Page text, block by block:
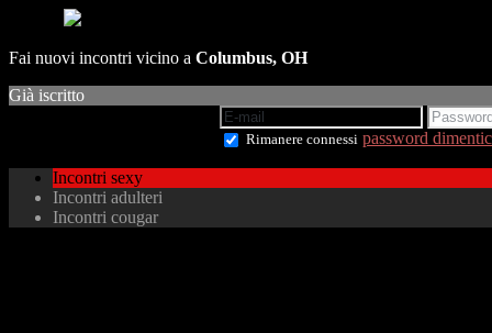
Fai nuovi incontri vicino a Columbus, OH
Già iscritto
Rimanere connessi password
Incontri sexy
Incontri adulteri
Incontri cougar